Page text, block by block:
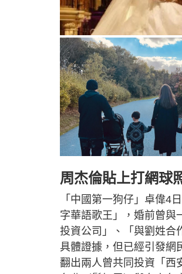
周杰倫貼上打網球
「中國第一狗仔」卓偉4
字華語歌王」，婚前曾與
投資公司」、「與劉姓合
具體證據，但已經引發網
翻出兩人曾共同投資「西